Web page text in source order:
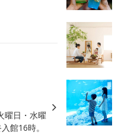
曜日・水曜
館16時。